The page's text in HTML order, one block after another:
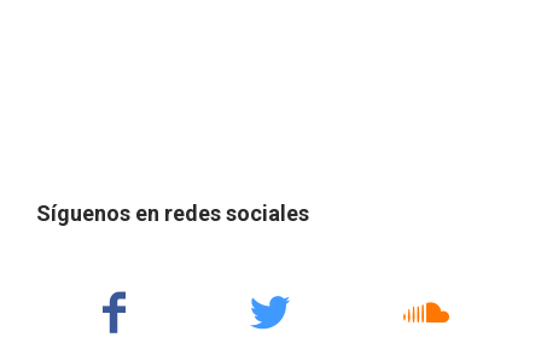
Síguenos en redes sociales